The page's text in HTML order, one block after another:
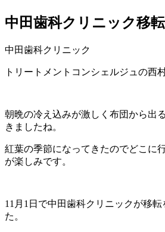
中田歯科クリニック移
中田歯科クリニック
トリートメントコンシェルジュの西
朝晩の冷え込みが激しく布団から出
きましたね。
紅葉の季節になってきたのでどこに
が楽しみです。
11月1日で中田歯科クリニックが移
た。